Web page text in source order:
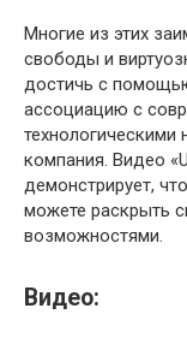
Многие из этих
свободы и
достичь с
ассоциацию с
технологическими
компания. Видео
демонстрирует,
можете раскрыть
возможностями.
Видео: